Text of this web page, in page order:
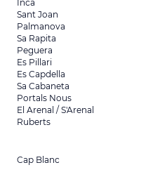
Inca
Sant Joan
Palmanova
Sa Rapita
Peguera
Es Pillari
Es Capdella
Sa Cabaneta
Portals Nous
El Arenal / S'Arenal
Ruberts
Cap Blanc